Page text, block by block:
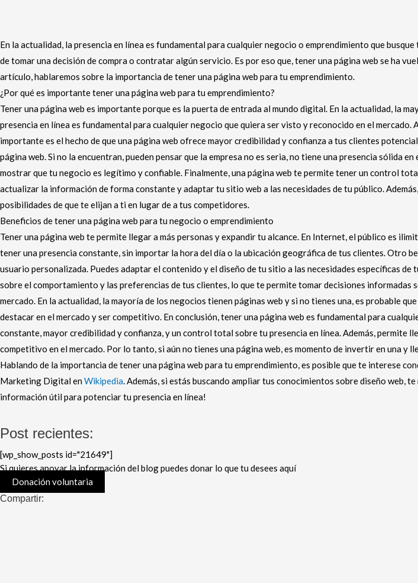
En la actualidad, la presencia en línea es fundamental para cualquier negocio o emprendimiento que
de tomar una decisión de compra o contratar algún servicio. Es por eso que, tener una página web se ha
artículo, hablaremos sobre la importancia de tener una página web para tu emprendimiento.
¿Por qué es importante tener una página web para tu emprendimiento?
Tener una página web es importante porque es la puerta de entrada al mundo digital. En la actualidad, la
presencia en línea es fundamental para cualquier negocio que quiera ser visto y reconocido en el
importante es el hecho de que una página web ofrece mayor credibilidad y confianza a tus clientes
página web. Si no la encuentran, pueden pensar que la empresa no es seria, no tiene una presencia sólida
mostrar que tu negocio es legítimo y confiable. Finalmente, una página web te permite tener un control
actualizar la información de forma constante y adaptar tu sitio web a las necesidades de tu público.
posibilidades de que te elijan a ti en lugar de a tus competidores.
Beneficios de tener una página web para tu negocio o emprendimiento
Tener una página web te permite llegar a más personas y expandir tu alcance. En Internet, el público es
tener una presencia constante, sin importar la hora del día o la ubicación geográfica de tus clientes. Otro
usuario personalizada. Puedes adaptar el contenido y el diseño de tu sitio a las necesidades específicas
sobre el comportamiento y las preferencias de tus clientes, lo que te permite tomar decisiones
mercado. En la actualidad, la mayoría de los negocios tienen páginas web y si no tienes una, es probable
destacar en el mercado y ser competitivo. En conclusión, tener una página web es fundamental para
constante, mayor credibilidad y confianza, y un control total sobre tu presencia en línea. Además, permite
competitivo en el mercado. Por lo tanto, si aún no tienes una página web, es momento de invertir en una y
Hablando de la importancia de tener una página web para tu emprendimiento, es posible que te interese
Marketing Digital en Wikipedia . Además, si estás buscando ampliar tus conocimientos sobre diseño web,
información útil para potenciar tu presencia en línea!
Post recientes:
[wp_show_posts id="21649"]
Si quieres apoyar la información del blog puedes donar lo que tu desees aquí
Donación voluntaria
Compartir: